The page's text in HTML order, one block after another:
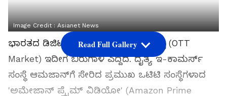
Image Credit :Asianet News
ಭಾರತದ ಡಿಜಿಟಲ್ ಮನರಂಜನಾ ಲೋಕದಲ್ಲಿ (OTT
Market) ಇದೀಗ ಬಿರುಗಾಳಿ ಎದ್ದಿದೆ. ದೈತ್ಯ ಇ-ಕಾಮರ್ಸ್
ಸಂಸ್ಥೆ ಆಮಜಾನ್‌ಗೆ ಸೇರಿದ ಪ್ರಮುಖ ಒಟಿಟಿ ಸಂಸ್ಥೆಗಳಾದ
'ಅಮೇಜಾನ್‌ ಪ್ರೈಮ್ ವಿಡಿಯೋ' (Amazon Prime
Read Full Gallery